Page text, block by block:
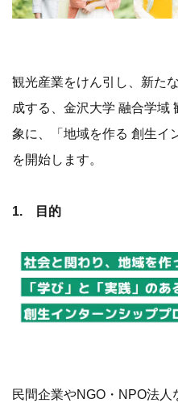
観光産業をけん引し、新た
成する、金沢大学 融合学域
象に、「地域を作る 創生イ
を開始します。
1. 目的
民間企業やNGO・NPO法